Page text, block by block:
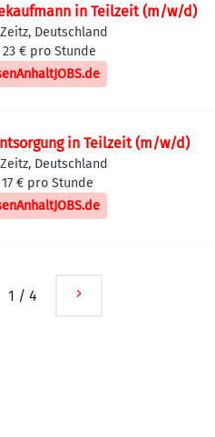
in Teilzeit (m/w/d)
Zeitz, Deutschland
€ pro Stunde
in Teilzeit (m/w/d)
Zeitz, Deutschland
€ pro Stunde
1 / 4